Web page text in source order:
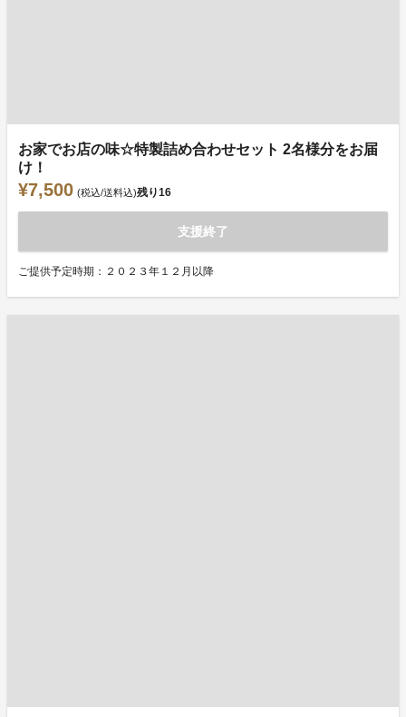
お家でお店の味☆特製詰め合わせセット 2名様分をお届
け！
¥7,500 (税込/送料込)残り16
支援終了
ご提供予定時期：２０２３年１２月以降